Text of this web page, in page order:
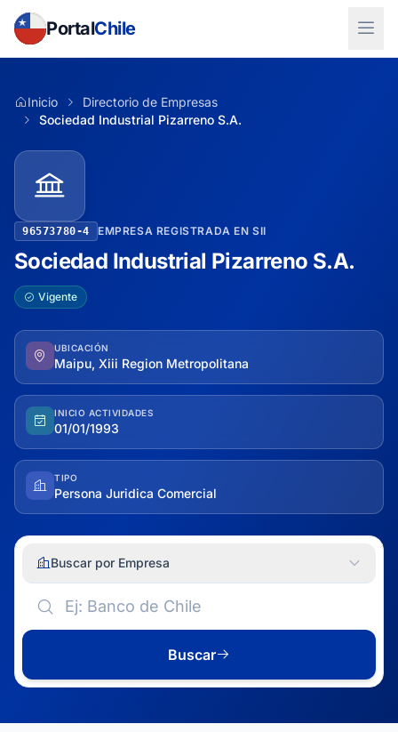
PortalChile
Inicio
Directorio de Empresas
Sociedad Industrial Pizarreno S.A.
96573780-4 EMPRESA REGISTRADA EN SII
Sociedad Industrial Pizarreno S.A.
Vigente
UBICACIÓN
Maipu, Xiii Region Metropolitana
INICIO ACTIVIDADES
01/01/1993
TIPO
Persona Juridica Comercial
Buscar por Empresa
Buscar